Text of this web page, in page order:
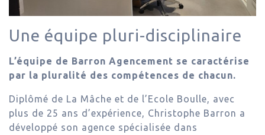
Une équipe pluri-disciplinaire
L’équipe de Barron Agencement se caractérise
par la pluralité des compétences de chacun.
Diplômé de La Mâche et de l’Ecole Boulle, avec
plus de 25 ans d’expérience, Christophe Barron a
développé son agence spécialisée dans